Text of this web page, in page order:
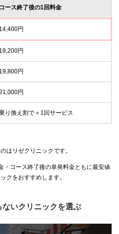
コース終了後の1回料金
14,400円
19,200円
19,800円
円
り換え割で＋1回サービス
はリゼクリニックです。
・コース終了後の単発料金ともに最安値
クをおすすめします。
いクリニックを選ぶ